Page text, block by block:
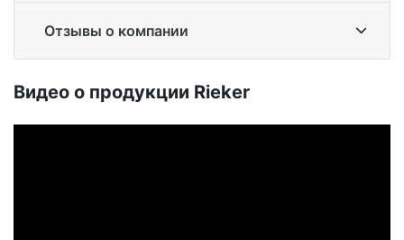
Отзывы о компании
Ви­део о про­дук­ции Ri­eker